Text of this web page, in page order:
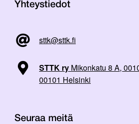
Yhteystiedot
sttk@sttk.fi
STTK ry Mikonkatu 8 A,
00101 Helsinki
Seuraa meitä